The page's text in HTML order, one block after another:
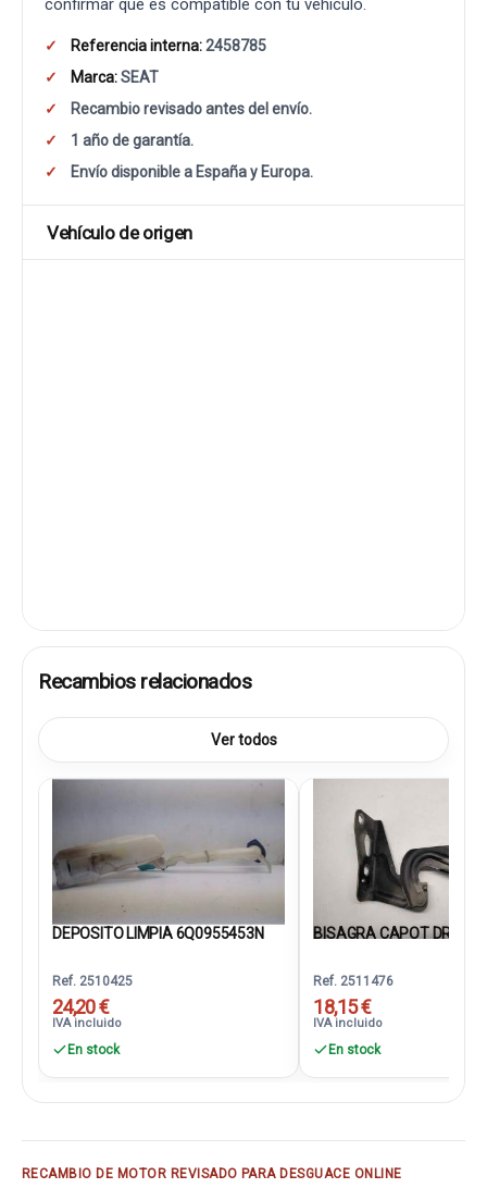
confirmar que es compatible con tu vehículo.
Referencia interna:2458785
Marca:SEAT
Recambio revisado antes del envío.
1 año de garantía.
Envío disponible a España y Europa.
Vehículo de origen
Recambios relacionados
Ver todos
DEPOSITO LIMPIA 6Q0955453N
Ref. 2510425
24,20 €
IVA incluido
En stock
BISAGRA CAPOT
Ref. 2511476
18,15 €
IVA incluido
En stock
RECAMBIO DE MOTOR REVISADO PARA DESGUACE ONLINE